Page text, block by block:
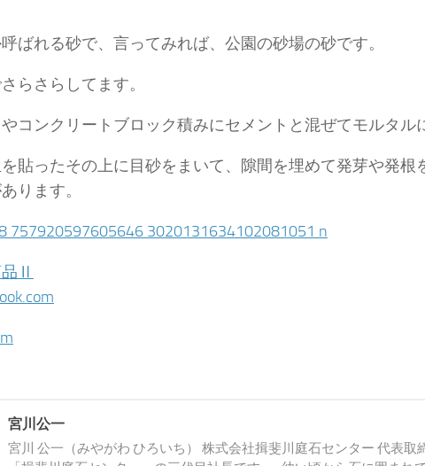
ばれる砂で、言ってみれば、公園の砂場の砂です。
らさらしてます。
コンクリートブロック積みにセメントと混ぜてモルタル
貼ったその上に目砂をまいて、隙間を埋めて発芽や発根
ります。
品Ⅱ
宮川公一
宮川 公一（みやがわ ひろいち） 株式会社揖斐川庭石センター 代表取